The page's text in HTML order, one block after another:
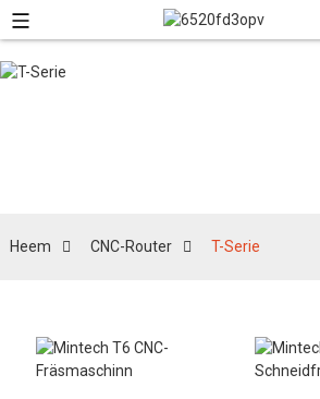
Heem CNC-Router T-Serie